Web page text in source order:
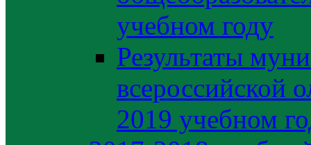
учебном году
Результаты
всероссийской
2019 учебном